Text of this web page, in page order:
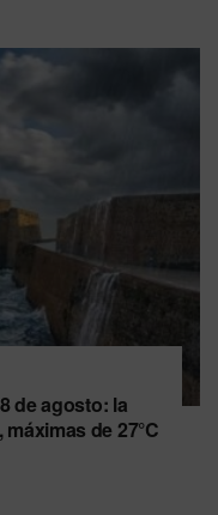
de agosto: la
de 27°C